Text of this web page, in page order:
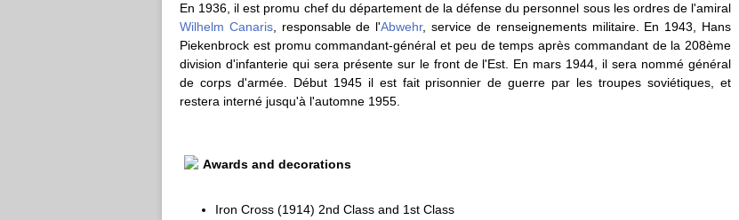
En 1936, il est promu chef du département de la défense du personnel sous les ordres de l'amiral
Wilhelm Canaris, responsable de l'Abwehr, service de renseignements militaire. En 1943, Hans
Piekenbrock est promu commandant-général et peu de temps après commandant de la 208ème
division d'infanterie qui sera présente sur le front de l'Est. En mars 1944, il sera nommé général
de corps d'armée. Début 1945 il est fait prisonnier de guerre par les troupes soviétiques, et
restera interné jusqu'à l'automne 1955.
Awards and decorations
Iron Cross (1914) 2nd Class and 1st Class